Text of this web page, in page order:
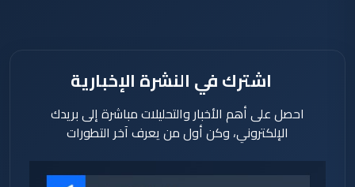
اشترك في النشرة الإخبارية
احصل على أهم الأخبار والتحليلات مباشرة إلى بريدك
الإلكتروني، وكن أول من يعرف آخر التطورات